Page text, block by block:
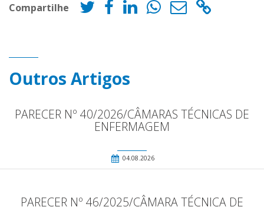
Compartilhe
Outros Artigos
PARECER Nº 40/2026/CÂMARAS TÉCNICAS DE
ENFERMAGEM
04.08.2026
PARECER Nº 46/2025/CÂMARA TÉCNICA DE